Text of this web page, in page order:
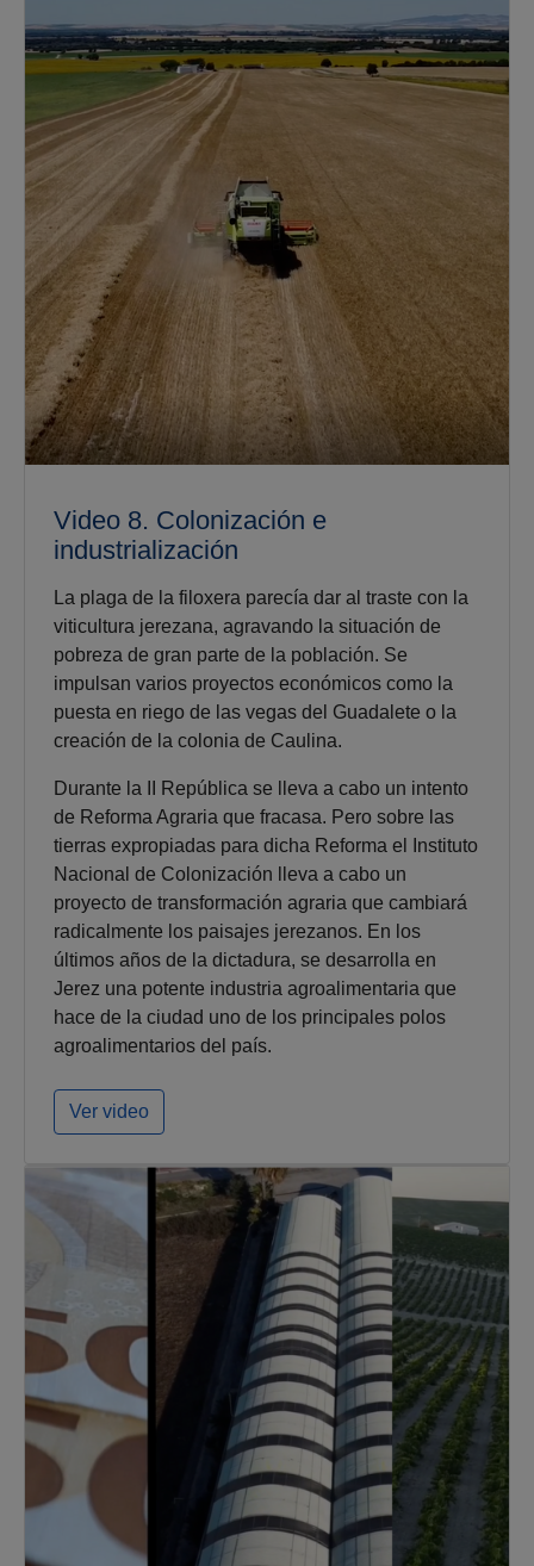
Video 8. Colonización e
industrialización
La plaga de la filoxera parecía dar al traste con la
viticultura jerezana, agravando la situación de
pobreza de gran parte de la población. Se
impulsan varios proyectos económicos como la
puesta en riego de las vegas del Guadalete o la
creación de la colonia de Caulina.
Durante la II República se lleva a cabo un intento
de Reforma Agraria que fracasa. Pero sobre las
tierras expropiadas para dicha Reforma el Instituto
Nacional de Colonización lleva a cabo un
proyecto de transformación agraria que cambiará
radicalmente los paisajes jerezanos. En los
últimos años de la dictadura, se desarrolla en
Jerez una potente industria agroalimentaria que
hace de la ciudad uno de los principales polos
agroalimentarios del país.
Ver video